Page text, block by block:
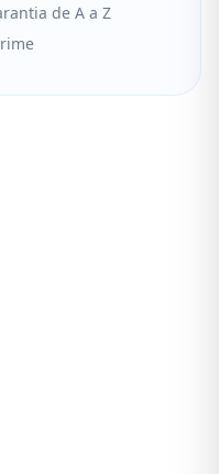
de A a Z